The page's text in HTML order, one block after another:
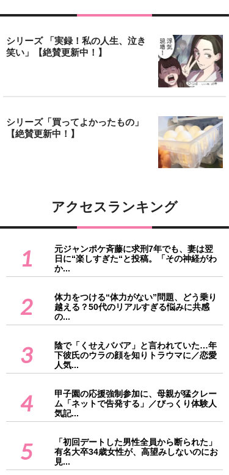
シリーズ 「実録！私の人生、泣き
笑い」【絶賛更新中！】
シリーズ「買ってよかったもの」
【絶賛更新中！】
アクセスランキング
1
元ジャンポケ斉藤に求刑7年でも、妻は翌
日に“楽しすぎた“と投稿。「その神経がわ
か...
2
体力をつける“体力がない”問題、どう乗り
越える？50代のリアルすぎる悩みに共感
の...
3
陰で「くせえババア」と言われていた…年
下彼氏のウラの顔を知りトラウマに／恋愛
人気...
4
甲子園の応援強制参加に、母親が猛クレー
ム「ネットで告発する」／びっくり体験人
気記...
5
「初回デートした男性全員から断られた」
有名大卒34歳女性が、高望みしないのにお
見...